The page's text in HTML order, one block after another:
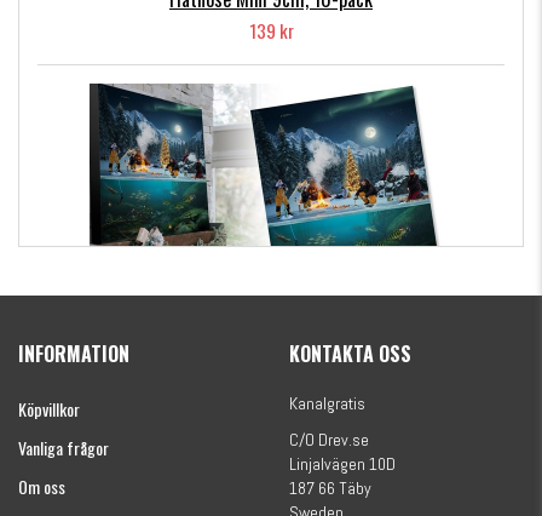
139 kr
(julkalender)
INFORMATION
Köpvillkor
Vanliga frågor
Om oss
KONTAKTA OSS
Kanalgratis
C/O Drev.se
Linjalvägen 10D
187 66 Täby